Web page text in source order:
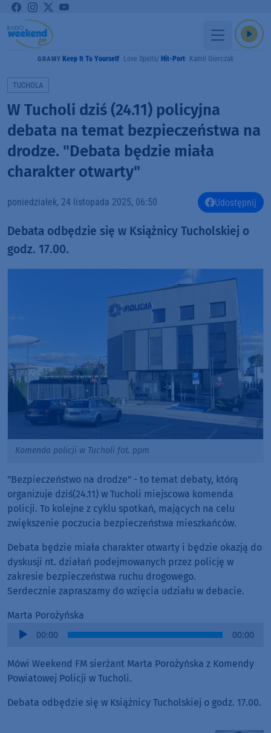
GRAMY Keep It To Yourself Love Spells Hit-Port Kamil Gierczak
TUCHOLA
W Tucholi dziś (24.11) policyjna
debata na temat bezpieczeństwa na
drodze. "Debata będzie miała
charakter otwarty"
poniedziałek, 24 listopada 2025, 06:50 Udostępnij
Debata odbędzie się w Książnicy Tucholskiej o
godz. 17.00.
Komenda policji w Tucholi fot. ppm
"Bezpieczeństwo na drodze" - to temat debaty, którą
organizuje dziś(24.11) w Tucholi miejscowa komenda
policji. To kolejne z cyklu spotkań, mających na celu
zwiększenie poczucia bezpieczeństwa mieszkańców.
Debata będzie miała charakter otwarty i będzie okazją do
dyskusji nt. działań podejmowanych przez policję w
zakresie bezpieczeństwa ruchu drogowego.
Serdecznie zapraszamy do wzięcia udziału w debacie.
Marta Porożyńska
Audio
00:00 00:00
Mówi Weekend FM sierżant Marta Porożyńska z Komendy
Powiatowej Policji w Tucholi.
Debata odbędzie się w Książnicy Tucholskiej o godz. 17.00.